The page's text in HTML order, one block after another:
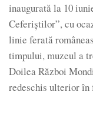
inaugurată la 10
Ceferiștilor”, cu
linie ferată
timpului, muzeul a
Doilea Război
redeschis ulterior în